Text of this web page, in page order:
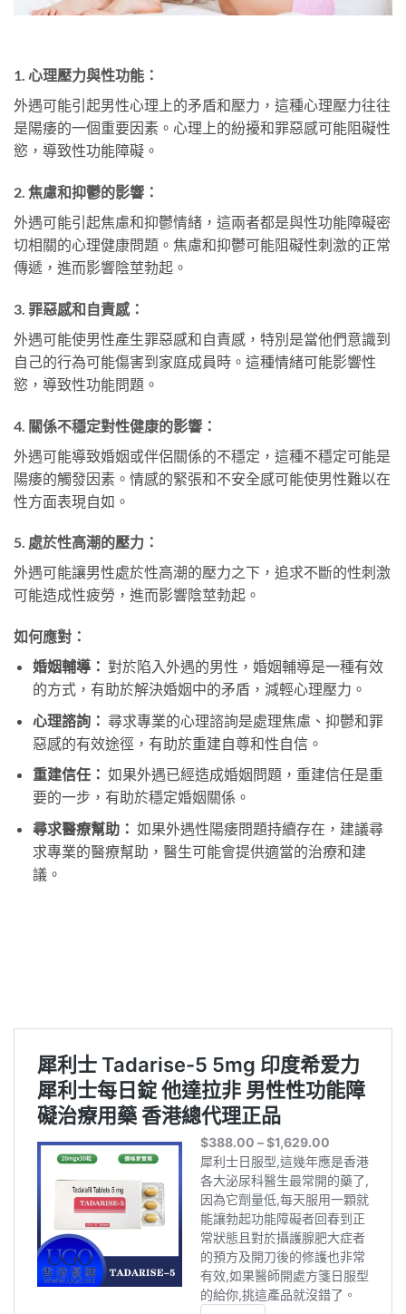
1. 心理壓力與性功能：
外遇可能引起男性心理上的矛盾和壓力，這種心理壓力往往
是陽痿的一個重要因素。心理上的紛擾和罪惡感可能阻礙性
慾，導致性功能障礙。
2. 焦慮和抑鬱的影響：
外遇可能引起焦慮和抑鬱情緒，這兩者都是與性功能障礙密
切相關的心理健康問題。焦慮和抑鬱可能阻礙性刺激的正常
傳遞，進而影響陰莖勃起。
3. 罪惡感和自責感：
外遇可能使男性產生罪惡感和自責感，特別是當他們意識到
自己的行為可能傷害到家庭成員時。這種情緒可能影響性
慾，導致性功能問題。
4. 關係不穩定對性健康的影響：
外遇可能導致婚姻或伴侶關係的不穩定，這種不穩定可能是
陽痿的觸發因素。情感的緊張和不安全感可能使男性難以在
性方面表現自如。
5. 處於性高潮的壓力：
外遇可能讓男性處於性高潮的壓力之下，追求不斷的性刺激
可能造成性疲勞，進而影響陰莖勃起。
如何應對：
婚姻輔導： 對於陷入外遇的男性，婚姻輔導是一種有效
的方式，有助於解決婚姻中的矛盾，減輕心理壓力。
心理諮詢： 尋求專業的心理諮詢是處理焦慮、抑鬱和罪
惡感的有效途徑，有助於重建自尊和性自信。
重建信任： 如果外遇已經造成婚姻問題，重建信任是重
要的一步，有助於穩定婚姻關係。
尋求醫療幫助： 如果外遇性陽痿問題持續存在，建議尋
求專業的醫療幫助，醫生可能會提供適當的治療和建
議。